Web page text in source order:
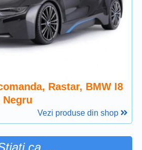
Rastar, BMW I8
Negru
Vezi produse din shop
ca …